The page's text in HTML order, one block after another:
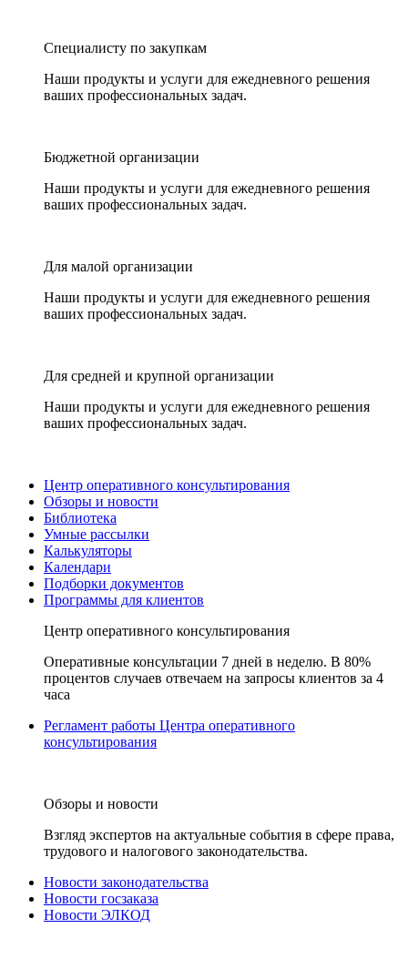
Специалисту по закупкам
Наши продукты и услуги для ежедневного решения
ваших профессиональных задач.
Бюджетной организации
Наши продукты и услуги для ежедневного решения
ваших профессиональных задач.
Для малой организации
Наши продукты и услуги для ежедневного решения
ваших профессиональных задач.
Для средней и крупной организации
Наши продукты и услуги для ежедневного решения
ваших профессиональных задач.
Центр оперативного консультирования
Обзоры и новости
Библиотека
Умные рассылки
Калькуляторы
Календари
Подборки документов
Программы для клиентов
Центр оперативного консультирования
Оперативные консультации 7 дней в неделю. В 80%
процентов случаев отвечаем на запросы клиентов за 4
часа
Регламент работы Центра оперативного
консультирования
Обзоры и новости
Взгляд экспертов на актуальные события в сфере права,
трудового и налогового законодательства.
Новости законодательства
Новости госзаказа
Новости ЭЛКОД